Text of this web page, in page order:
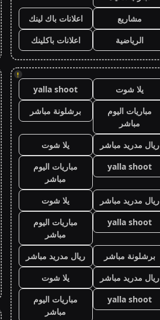
مشاريع
اعلانات باك لينك
الرياضية
اعلانات باكلينك
!
يلا شوت
yalla shoot
مباريات اليوم
مباشر
برشلونة مباشر
ريال مدريد مباشر
يلا شوت
yalla shoot
مباريات اليوم
مباشر
ريال مدريد مباشر
يلا شوت
yalla shoot
مباريات اليوم
مباشر
برشلونة مباشر
ريال مدريد مباشر
ريال مدريد مباشر
يلا شوت
yalla shoot
مباريات اليوم
مباشر